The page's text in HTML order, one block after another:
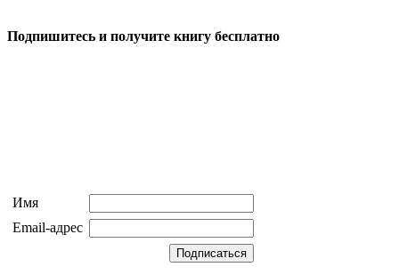
Подпишитесь и получите книгу бесплатно
Имя
Email-адрес